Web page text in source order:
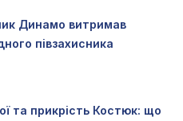
Динамо витримав
півзахисника
та прикрість Костюк: що